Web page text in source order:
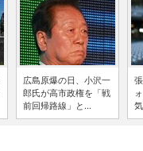
広島原爆の日、小沢一
郎氏が高市政権を「戦
前回帰路線」と...